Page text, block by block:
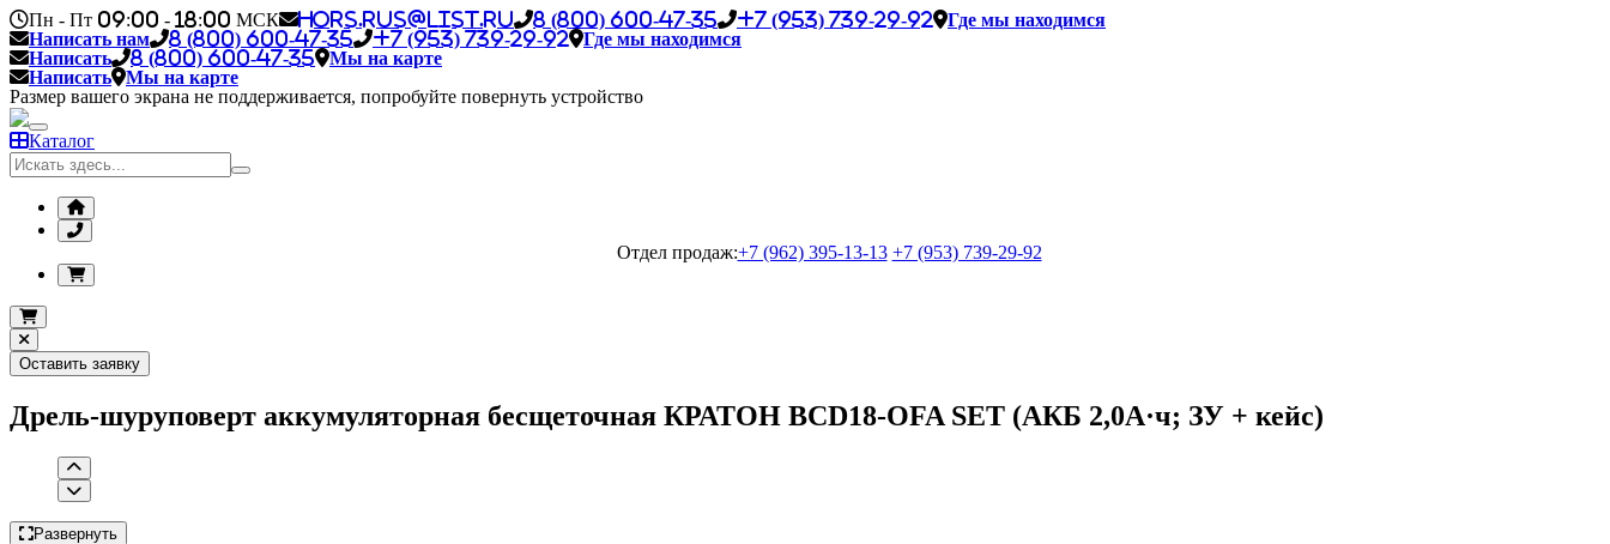
Пн - Пт 09:00 - 18:00 МСК hors.rus@list.ru 8 (800) 600-47-35 +7 (953) 739-29-92
Где мы находимся
Написать нам
8 (800) 600-47-35 +7 (953) 739-29-92
Где мы находимся
Написать
8 (800) 600-47-35
Мы на карте
Написать
Мы на карте
Размер вашего экрана не поддерживается, попробуйте повернуть устройство
Каталог
Отдел продаж:+7 (962) 395-13-13 +7 (953) 739-29-92
Оставить заявку
Дрель-шуруповерт аккумуляторная бесщеточная КРАТОН BCD18-OFA SET (АКБ 2,0А·ч; ЗУ + кейс)
Развернуть